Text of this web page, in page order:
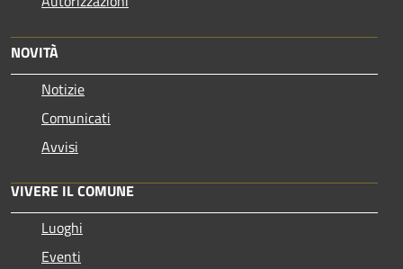
NOVITÀ
Notizie
Comunicati
Avvisi
VIVERE IL COMUNE
Luoghi
Eventi